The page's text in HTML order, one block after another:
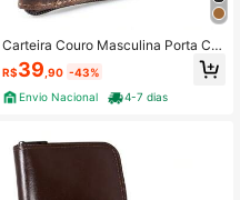
Carteira Couro Masculina Porta Car
tão Dinheiro Fecho Ziper
R$39 ,90 -43%
Envio Nacional
4-7 dias